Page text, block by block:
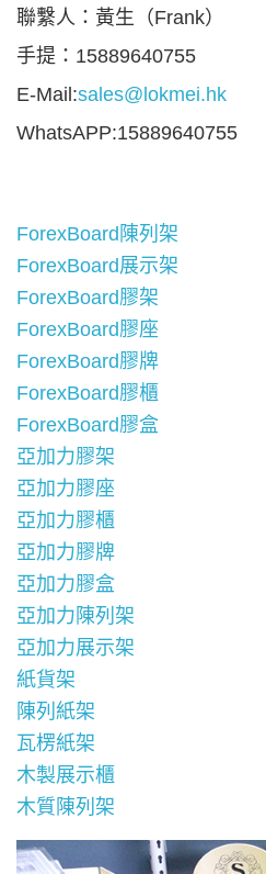
聯繫人：黃生（Frank）
手提：15889640755
E-Mail:sales@lokmei.hk
WhatsAPP:15889640755
ForexBoard陳列架
ForexBoard展示架
ForexBoard膠架
ForexBoard膠座
ForexBoard膠牌
ForexBoard膠櫃
ForexBoard膠盒
亞加力膠架
亞加力膠座
亞加力膠櫃
亞加力膠牌
亞加力膠盒
亞加力陳列架
亞加力展示架
紙貨架
陳列紙架
瓦楞紙架
木製展示櫃
木質陳列架